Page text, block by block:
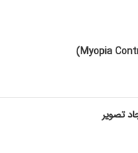
تصویر